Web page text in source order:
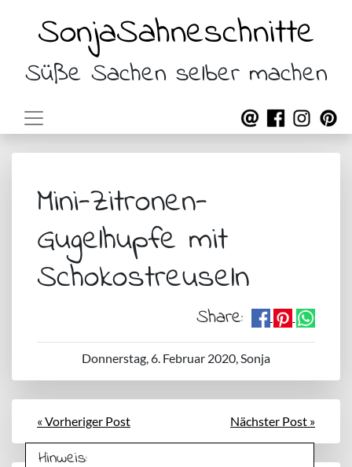
SonjaSahneschnitte
Süße Sachen selber machen
Mini-Zitronen-
Gugelhupfe mit
Schokostreuseln
Share:
Donnerstag, 6. Februar 2020, Sonja
« Vorheriger Post Nächster Post »
Hinweis: